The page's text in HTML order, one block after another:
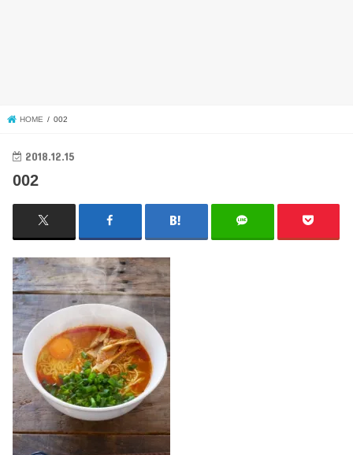
HOME 002
2018.12.15
002